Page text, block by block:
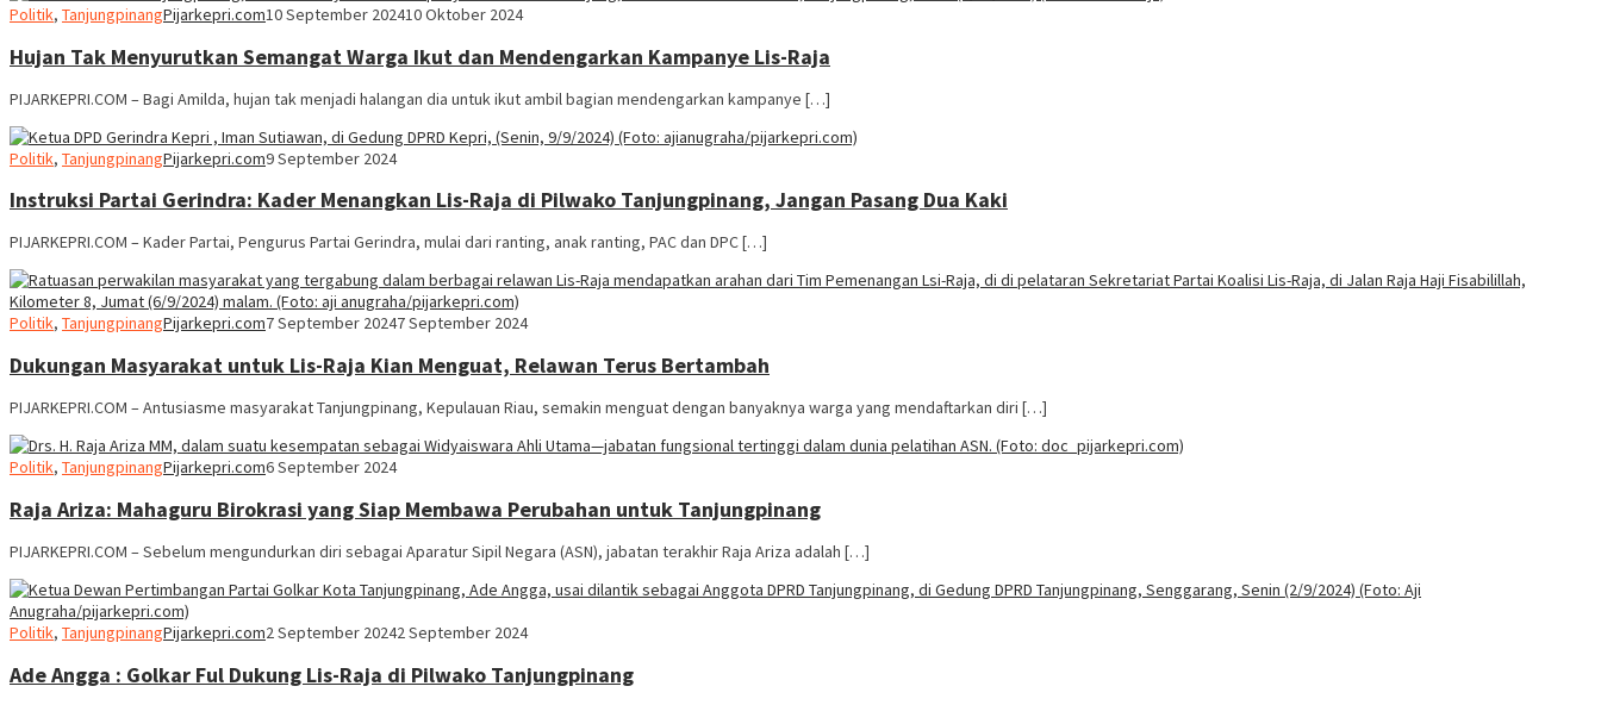
Politik, TanjungpinangPijarkepri.com10 September 202410 Oktober 2024
Hujan Tak Menyurutkan Semangat Warga Ikut dan Mendengarkan Kampanye Lis-Raja
PIJARKEPRI.COM – Bagi Amilda, hujan tak menjadi halangan dia untuk ikut ambil bagian mendengarkan kampanye […]
Politik, TanjungpinangPijarkepri.com9 September 2024
Instruksi Partai Gerindra: Kader Menangkan Lis-Raja di Pilwako Tanjungpinang, Jangan Pasang Dua Kaki
PIJARKEPRI.COM – Kader Partai, Pengurus Partai Gerindra, mulai dari ranting, anak ranting, PAC dan DPC […]
Politik, TanjungpinangPijarkepri.com7 September 20247 September 2024
Dukungan Masyarakat untuk Lis-Raja Kian Menguat, Relawan Terus Bertambah
PIJARKEPRI.COM – Antusiasme masyarakat Tanjungpinang, Kepulauan Riau, semakin menguat dengan banyaknya warga yang mendaftarkan diri […]
Politik, TanjungpinangPijarkepri.com6 September 2024
Raja Ariza: Mahaguru Birokrasi yang Siap Membawa Perubahan untuk Tanjungpinang
PIJARKEPRI.COM – Sebelum mengundurkan diri sebagai Aparatur Sipil Negara (ASN), jabatan terakhir Raja Ariza adalah […]
Politik, TanjungpinangPijarkepri.com2 September 20242 September 2024
Ade Angga : Golkar Ful Dukung Lis-Raja di Pilwako Tanjungpinang